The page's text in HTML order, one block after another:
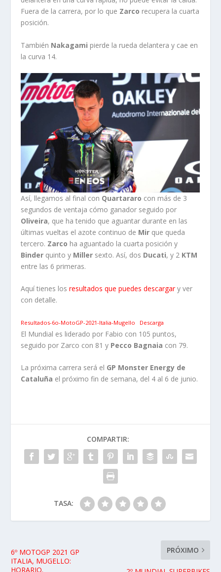
Fuera de la carrera, por lo que Zarco recupera la cuarta
posición.
También Nakagami pierde la rueda delantera y cae en
la curva 14.
Así, llegamos al final con Quartararo con más de 3
segundos de ventaja cómo ganador seguido por
Oliveira, que ha tenido que aguantar durante en las
últimas vueltas el azote continuo de Mir que queda
tercero. Zarco ha aguantado la cuarta posición y
Binder quinto y Miller sexto. Así, dos Ducati, y 2 KTM
entre las 6 primeras.
Aquí tienes losresultados que puedes descargary ver
con detalle.
Resultados-6o-MotoGP-2021-Italia-Mugello Descarga
El Mundial es liderado por Fabio con 105 puntos,
seguido por Zarco con 81 y Pecco Bagnaia con 79.
La próxima carrera será el GP Monster Energy de
Cataluña el próximo fin de semana, del 4 al 6 de junio.
COMPARTIR:
TASA:
6º MOTOGP 2021 GP
ITALIA, MUGELLO:
HORARIO.
PRÓXIMO